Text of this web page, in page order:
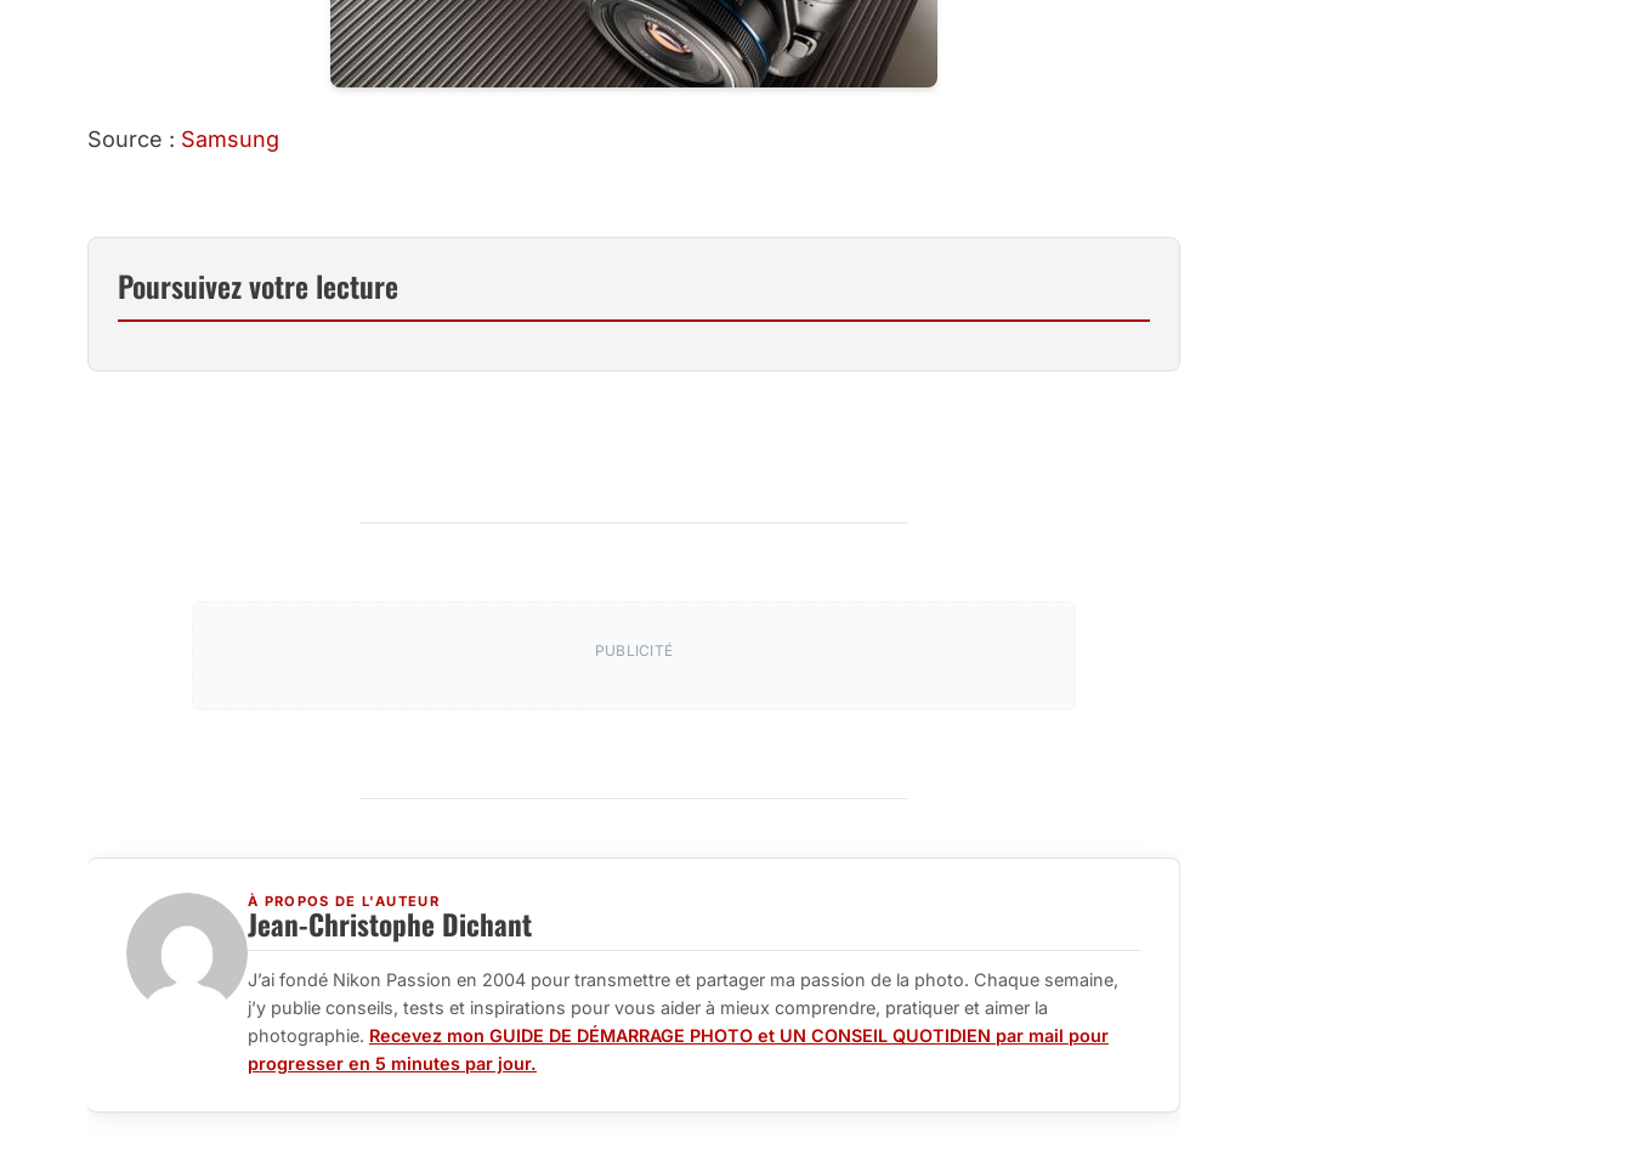
Source : Samsung
Poursuivez votre lecture
PUBLICITÉ
À PROPOS DE L'AUTEUR
Jean-Christophe Dichant
J’ai fondé Nikon Passion en 2004 pour transmettre et partager ma passion de la photo. Chaque semaine,
j’y publie conseils, tests et inspirations pour vous aider à mieux comprendre, pratiquer et aimer la
photographie. Recevez mon GUIDE DE DÉMARRAGE PHOTO et UN CONSEIL QUOTIDIEN par mail pour
progresser en 5 minutes par jour.